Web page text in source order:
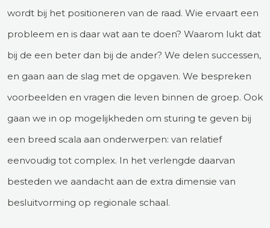
wordt bij het positioneren van de raad. Wie ervaart een
probleem en is daar wat aan te doen? Waarom lukt dat
bij de een beter dan bij de ander? We delen successen,
en gaan aan de slag met de opgaven. We bespreken
voorbeelden en vragen die leven binnen de groep. Ook
gaan we in op mogelijkheden om sturing te geven bij
een breed scala aan onderwerpen: van relatief
eenvoudig tot complex. In het verlengde daarvan
besteden we aandacht aan de extra dimensie van
besluitvorming op regionale schaal.